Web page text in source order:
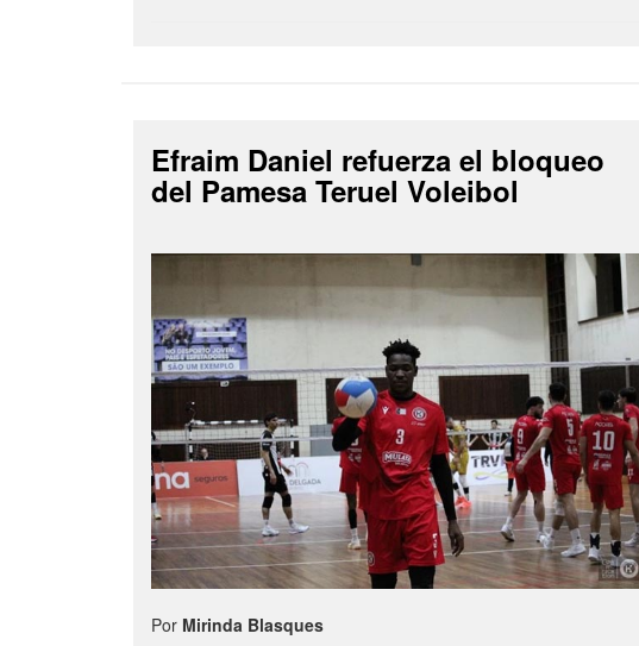
Efraim Daniel refuerza el bloqueo
del Pamesa Teruel Voleibol
Por Mirinda Blasques